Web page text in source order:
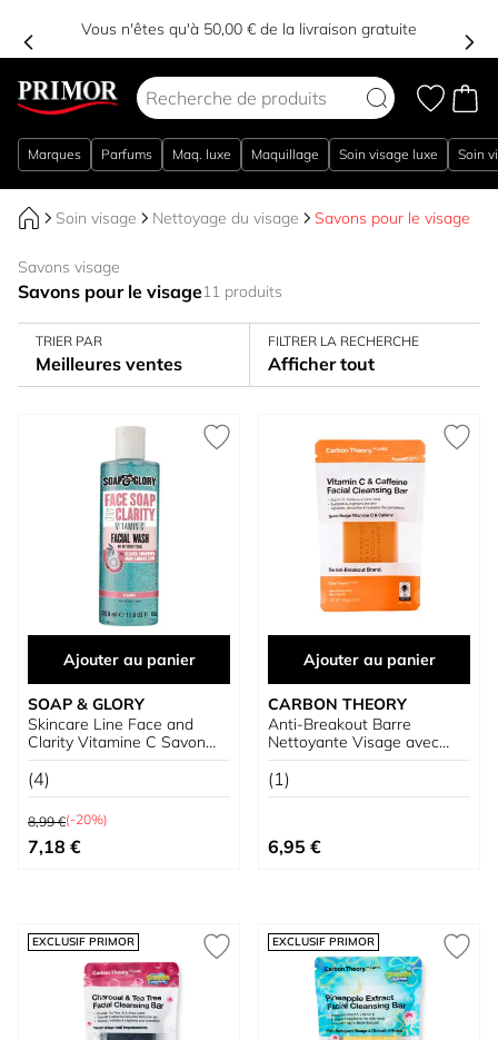
Vous n'êtes qu'à 50,00 € de la livraison gratuite
Marques Parfums Maq. luxe Maquillage Soin visage luxe Soin
Soin visage Nettoyage du visage Savons pour le visage
Savons visage
Savons pour le visage11 produits
TRIER PAR
Meilleures ventes
FILTRER LA RECHERCHE
Afficher tout
Ajouter au panier
SOAP & GLORY
Skincare Line Face and
Clarity Vitamine C Savon
pour le Visage
(4)
Prix normal
8,99 €(-20%)
Prix spécial
7,18 €
Ajouter au panier
CARBON THEORY
Anti-Breakout Barre
Nettoyante Visage avec
Vitamine C et Caféine
(1)
6,95 €
EXCLUSIF PRIMOR EXCLUSIF PRIMOR